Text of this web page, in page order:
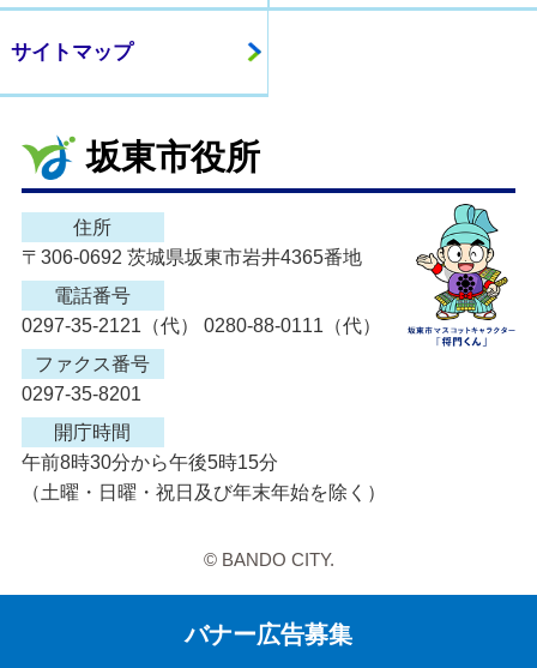
サイトマップ
坂東市役所
住所
〒306-0692 茨城県坂東市岩井4365番地
電話番号
0297-35-2121（代） 0280-88-0111（代）
ファクス番号
0297-35-8201
開庁時間
午前8時30分から午後5時15分
（土曜・日曜・祝日及び年末年始を除く）
© BANDO CITY.
バナー広告募集